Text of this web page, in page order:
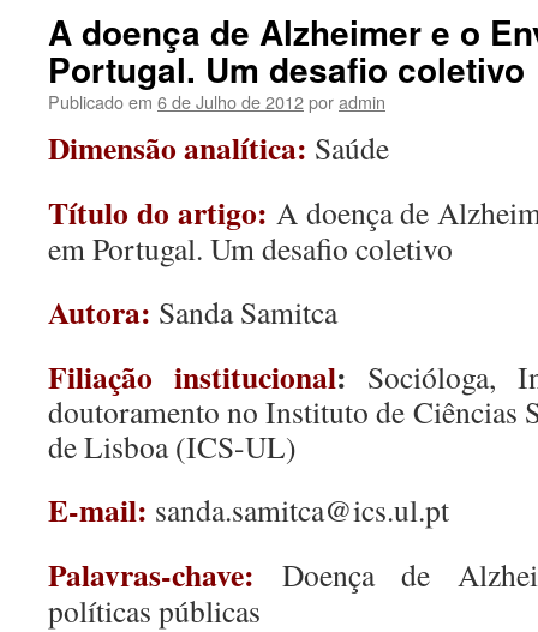
conteúdo
A doença de Alzheimer e o
Portugal. Um desafio coletivo
Publicado em 6 de Julho de 2012poradmin
Dimensão analítica: Saúde
Título do artigo: A doença de
em Portugal. Um desafio coletivo
Autora: Sanda Samitca
Filiação institucional: Socióloga,
doutoramento no Instituto de Ciências
de Lisboa (ICS-UL)
E-mail: sanda.samitca@ics.ul.pt
Palavras-chave: Doença de
políticas públicas